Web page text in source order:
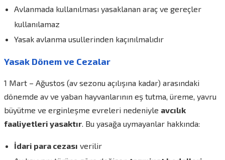
Avlanmada kullanılması yasaklanan araç ve gereçler
kullanılamaz
Yasak avlanma usullerinden kaçınılmalıdır
Yasak Dönem ve Cezalar
1 Mart – Ağustos (av sezonu açılışına kadar) arasındaki
dönemde av ve yaban hayvanlarının eş tutma, üreme, yavru
büyütme ve erginleşme evreleri nedeniyle avcılık
faaliyetleri yasaktır. Bu yasağa uymayanlar hakkında:
İdari para cezası verilir